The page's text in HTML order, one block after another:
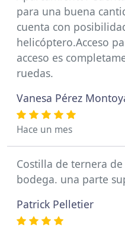
para una buena
cuenta con
helicóptero.Acceso
acceso es
ruedas.
Vanesa Pérez
Hace un mes
Costilla de ternera
bodega. una parte
Patrick Pelletier